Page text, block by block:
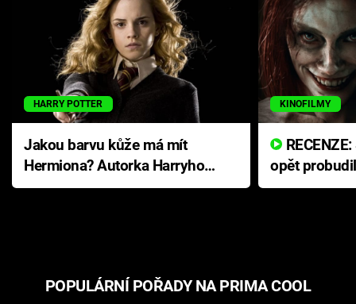
HARRY POTTER
Jakou barvu kůže má mít
Hermiona? Autorka Harryho
Pottera přišla s ráznou
KINOFILMY
opět
přichází s
POPULÁRNÍ POŘADY NA PRIMA COOL